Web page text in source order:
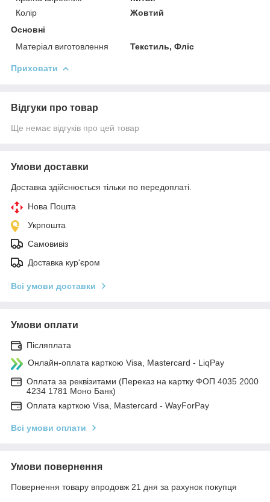
Колір
Жовтий
Основні
Матеріал виготовлення
Текстиль, Фліс
Приховати
Відгуки про товар
Ще немає відгуків про цей товар
Умови доставки
Доставка здійснюється тільки по передоплаті.
Нова Пошта
Укрпошта
Самовивіз
Доставка кур'єром
Всі умови доставки
Умови оплати
Післяплата
Онлайн-оплата карткою Visa, Mastercard - LiqPay
Оплата за реквізитами (Переказ на картку ФОП 4035 2000
4234 1781 Моно Банк)
Оплата карткою Visa, Mastercard - WayForPay
Всі умови оплати
Умови повернення
Повернення товару впродовж 21 дня за рахунок покупця